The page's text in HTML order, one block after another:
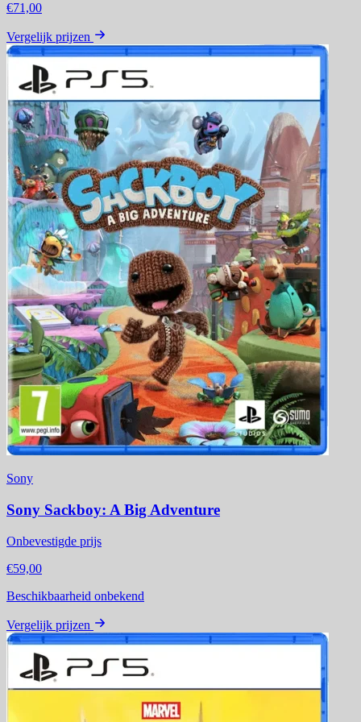
€71,00
Vergelijk prijzen
Sony
Sony Sackboy: A Big Adventure
Onbevestigde prijs
€59,00
Beschikbaarheid onbekend
Vergelijk prijzen